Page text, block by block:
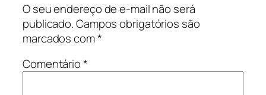
O seu endereço de e-mail não será
publicado.Campos obrigatórios são
marcados com*
Comentário*